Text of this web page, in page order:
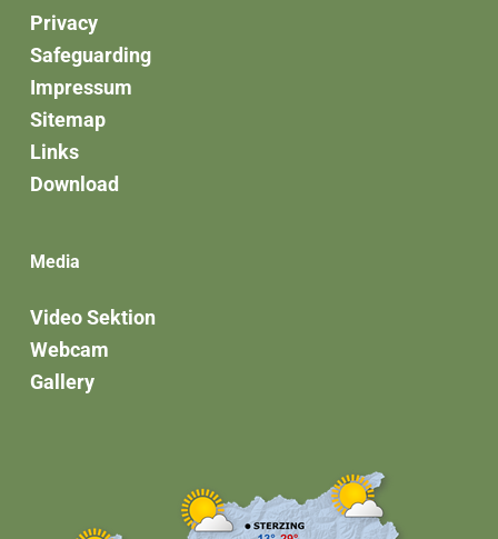
Privacy
Safeguarding
Impressum
Sitemap
Links
Download
Media
Video Sektion
Webcam
Gallery